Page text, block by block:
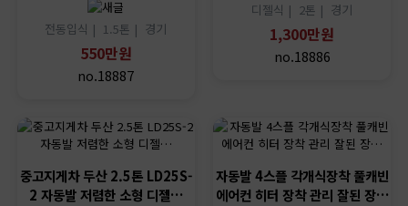
전동입식 | 1.5톤 | 경기
550만원
no.18887
디젤식 | 2톤 | 경기
1,300만원
no.18886
중고지게차 두산 2.5톤 LD25S-
2 자동발 저렴한 소형 디젤…
자동발 4스플 각개식장착 풀캐빈
에어컨 히터 장착 관리 잘된 장…